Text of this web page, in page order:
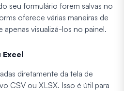
seu formulário forem salvas no
oferece várias maneiras de
apenas visualizá-los no painel.
Excel
diretamente da tela de
CSV ou XLSX. Isso é útil para